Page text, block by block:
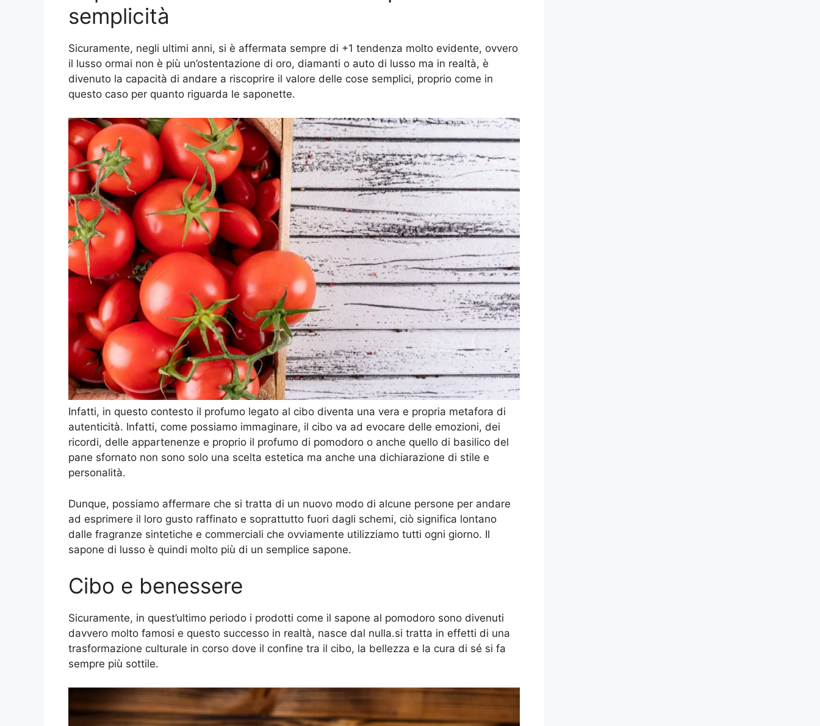
semplicità
Sicuramente, negli ultimi anni, si è affermata sempre di +1 tendenza molto evidente, ovvero
il lusso ormai non è più un’ostentazione di oro, diamanti o auto di lusso ma in realtà, è
divenuto la capacità di andare a riscoprire il valore delle cose semplici, proprio come in
questo caso per quanto riguarda le saponette.
Infatti, in questo contesto il profumo legato al cibo diventa una vera e propria metafora di
autenticità. Infatti, come possiamo immaginare, il cibo va ad evocare delle emozioni, dei
ricordi, delle appartenenze e proprio il profumo di pomodoro o anche quello di basilico del
pane sfornato non sono solo una scelta estetica ma anche una dichiarazione di stile e
personalità.
Dunque, possiamo affermare che si tratta di un nuovo modo di alcune persone per andare
ad esprimere il loro gusto raffinato e soprattutto fuori dagli schemi, ciò significa lontano
dalle fragranze sintetiche e commerciali che ovviamente utilizziamo tutti ogni giorno. Il
sapone di lusso è quindi molto più di un semplice sapone.
Cibo e benessere
Sicuramente, in quest’ultimo periodo i prodotti come il sapone al pomodoro sono divenuti
davvero molto famosi e questo successo in realtà, nasce dal nulla.si tratta in effetti di una
trasformazione culturale in corso dove il confine tra il cibo, la bellezza e la cura di sé si fa
sempre più sottile.